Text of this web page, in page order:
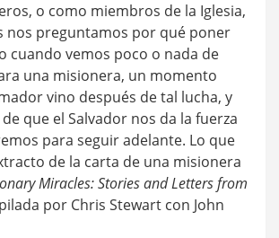
o como miembros de la Iglesia,
nos preguntamos por qué poner
cuando vemos poco o nada de
una misionera, un momento
vino después de tal lucha, y
que el Salvador nos da la fuerza
para seguir adelante. Lo que
de la carta de una misionera
Miracles: Stories and Letters from
por Chris Stewart con John